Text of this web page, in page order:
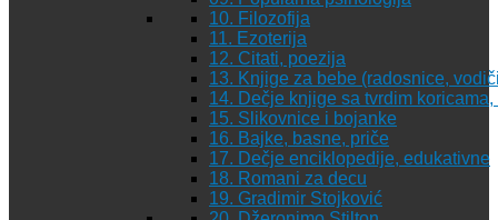
10. Filozofija
11. Ezoterija
12. Citati, poezija
13. Knjige za bebe (radosnice,
14. Dečje knjige sa tvrdim
15. Slikovnice i bojanke
16. Bajke, basne, priče
17. Dečje enciklopedije, edukativne
18. Romani za decu
19. Gradimir Stojković